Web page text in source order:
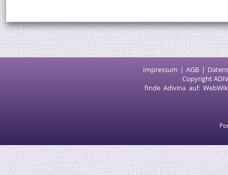
Impressum AGB
Copyright
finde Adivina auf: